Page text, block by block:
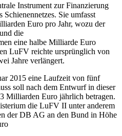
Instrument zur Finanzierung
Sie umfasst
Euro pro Jahr, wozu der
die
eine halbe Milliarde Euro
LuFV reichte ursprünglich von
Jahre verlängert.
2015 eine Laufzeit von fünf
soll nach dem Entwurf in dieser
Milliarden Euro jährlich betragen.
die LuFV II unter anderem
der DB AG an den Bund in Höhe